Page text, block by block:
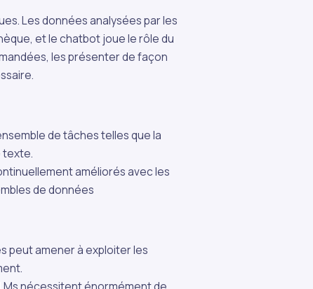
Les données analysées par les
et le chatbot joue le rôle du
les présenter de façon
de tâches telles que la
texte.
améliorés avec les
de données
peut amener à exploiter les